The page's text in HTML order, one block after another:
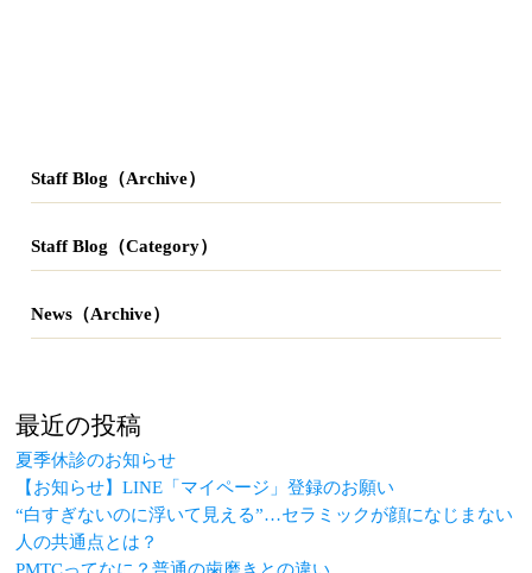
Staff Blog（Archive）
Staff Blog（Category）
News（Archive）
最近の投稿
夏季休診のお知らせ
【お知らせ】LINE「マイページ」登録のお願い
“白すぎないのに浮いて見える”…セラミックが顔になじまない
人の共通点とは？
PMTCってなに？普通の歯磨きとの違い